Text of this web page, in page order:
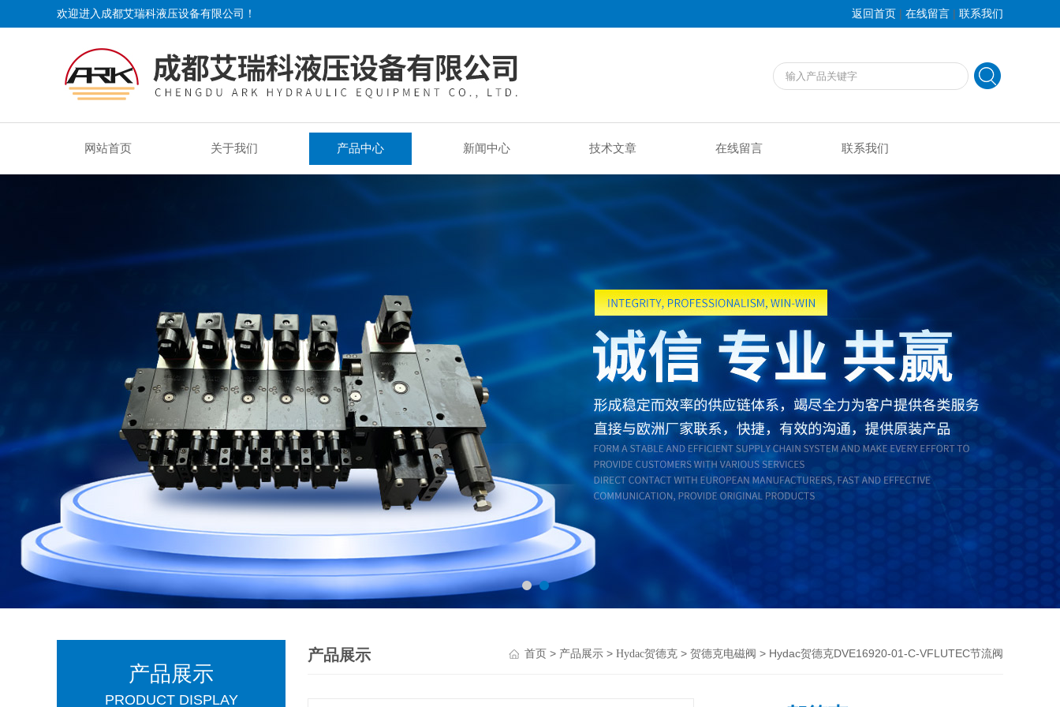
欢迎进入成都艾瑞科液压设备有限公司！ 返回首页 | 在线留言 | 联系我们
网站首页 关于我们 产品中心 新闻中心 技术文章 在线留言 联系我们
产品展示
PRODUCT DISPLAY
产品展示 首页 > 产品展示 > Hydac贺德克 > 贺德克电磁阀 > Hydac贺德克DVE16920-01-C-VFLUTEC节流阀